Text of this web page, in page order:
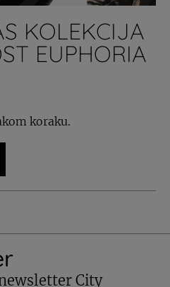
KOLEKCIJA
EUPHORIA
koraku.
City